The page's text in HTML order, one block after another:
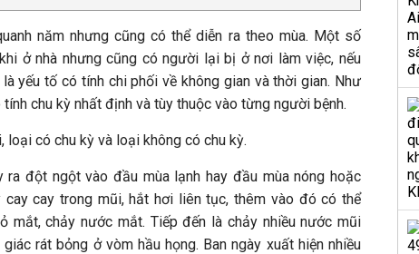
năm nhưng cũng có thể diễn ra theo mùa. Một số
ở nhà nhưng cũng có người lại bị ở nơi làm việc, nếu
yếu tố có tính chi phối về không gian và thời gian. Như
chu kỳ nhất định và tùy thuộc vào từng người bệnh.
có chu kỳ và loại không có chu kỳ.
đột ngột vào đầu mùa lạnh hay đầu mùa nóng hoặc
cay cay trong mũi, hắt hơi liên tục, thêm vào đó có thể
mắt, chảy nước mắt. Tiếp đến là chảy nhiều nước mũi
rát bỏng ở vòm hầu họng. Ban ngày xuất hiện nhiều